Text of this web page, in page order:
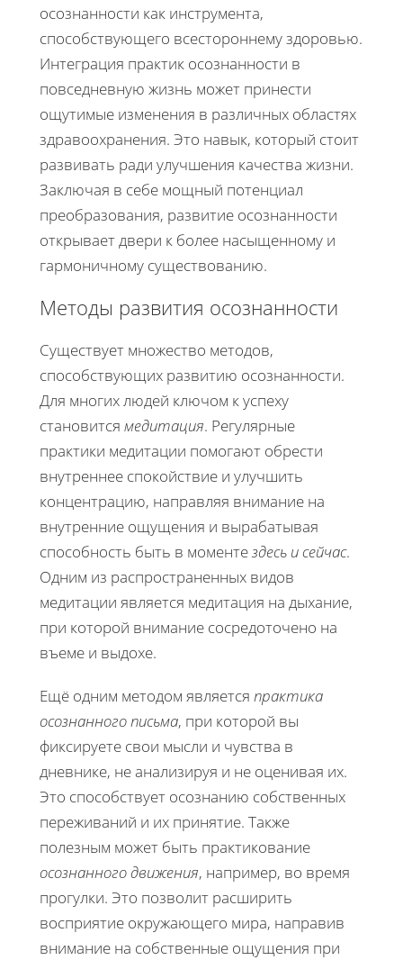
осознанности как инструмента,
способствующего всестороннему здоровью.
Интеграция практик осознанности в
повседневную жизнь может принести
ощутимые изменения в различных областях
здравоохранения. Это навык, который стоит
развивать ради улучшения качества жизни.
Заключая в себе мощный потенциал
преобразования, развитие осознанности
открывает двери к более насыщенному и
гармоничному существованию.
Методы развития осознанности
Существует множество методов,
способствующих развитию осознанности.
Для многих людей ключом к успеху
становится медитация. Регулярные
практики медитации помогают обрести
внутреннее спокойствие и улучшить
концентрацию, направляя внимание на
внутренние ощущения и вырабатывая
способность быть в моментездесь и сейчас.
Одним из распространенных видов
медитации является медитация на дыхание,
при которой внимание сосредоточено на
въеме и выдохе.
Ещё одним методом является практика
осознанного письма, при которой вы
фиксируете свои мысли и чувства в
дневнике, не анализируя и не оценивая их.
Это способствует осознанию собственных
переживаний и их принятие. Также
полезным может быть практикование
осознанного движения, например, во время
прогулки. Это позволит расширить
восприятие окружающего мира, направив
внимание на собственные ощущения при